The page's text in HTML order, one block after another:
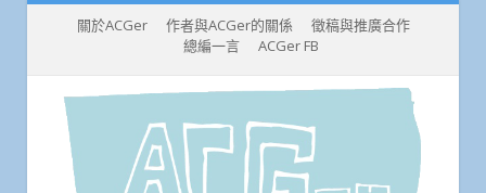
關於ACGer 作者與ACGer的關係
徵稿與推廣合作
總編一言
ACGer FB